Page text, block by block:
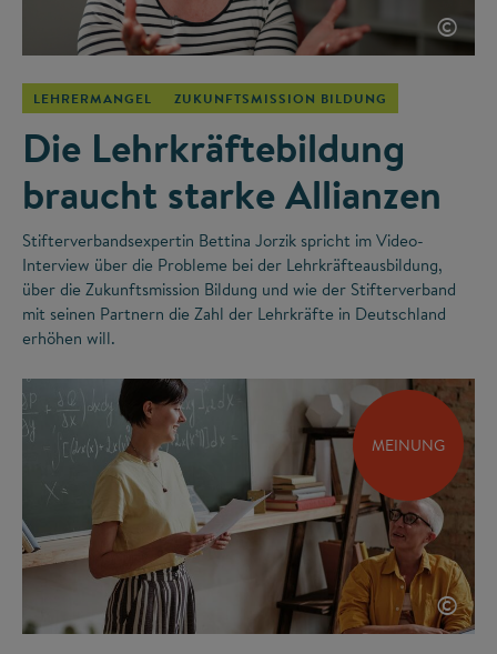
©
LEHRERMANGEL ZUKUNFTSMISSION BILDUNG
Die Lehrkräftebildung
braucht starke Allianzen
Stifterverbandsexpertin Bettina Jorzik spricht im Video-
Interview über die Probleme bei der Lehrkräfteausbildung,
über die Zukunftsmission Bildung und wie der Stifterverband
mit seinen Partnern die Zahl der Lehrkräfte in Deutschland
erhöhen will.
MEINUNG
©